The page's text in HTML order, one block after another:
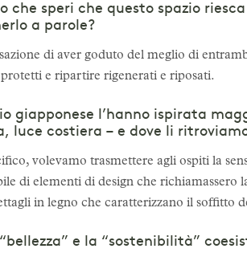
che speri che questo spazio
a parole?
di aver goduto del meglio di
e ripartire rigenerati e riposati.
giapponese l’hanno ispirata
luce costiera – e dove li
volevamo trasmettere agli ospiti la
di elementi di design che
in legno che caratterizzano il soffitto
e la “sostenibilità”